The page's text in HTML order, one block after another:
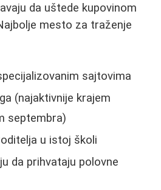
da uštede kupovinom
mesto za traženje
sajtovima
(najaktivnije krajem
septembra)
u istoj školi
da prihvataju polovne